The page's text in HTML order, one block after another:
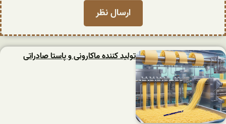
تولید کننده ماکارونی و پاستا صادراتی